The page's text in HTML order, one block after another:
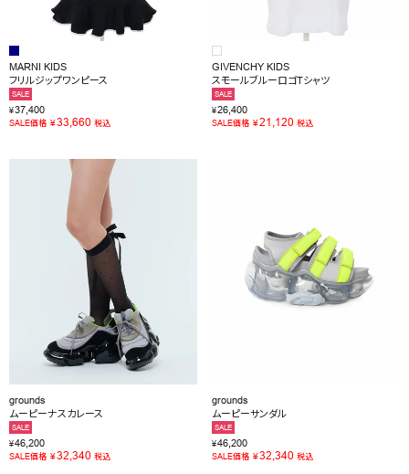
MARNI KIDS
フリルジップワンピース
SALE
¥37,400
SALE価格 ¥33,660 税込
GIVENCHY KIDS
スモールブルーロゴTシャツ
SALE
¥26,400
SALE価格 ¥21,120 税込
grounds
ムーピーナスカレース
SALE
¥46,200
SALE価格 ¥32,340 税込
grounds
ムーピーサンダル
SALE
¥46,200
SALE価格 ¥32,340 税込